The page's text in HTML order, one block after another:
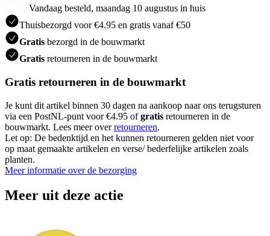
Vandaag besteld, maandag 10 augustus in huis
Thuisbezorgd voor €4.95 en gratis vanaf €50
Gratis bezorgd in de bouwmarkt
Gratis retourneren in de bouwmarkt
Gratis retourneren in de bouwmarkt
Je kunt dit artikel binnen 30 dagen na aankoop naar ons terugsturen
via een PostNL-punt voor €4.95 ofgratis retourneren in de
bouwmarkt. Lees meer overretourneren.
Let op: De bedenktijd en het kunnen retourneren gelden niet voor
op maat gemaakte artikelen en verse/ bederfelijke artikelen zoals
planten.
Meer informatie over de bezorging
Meer uit deze actie